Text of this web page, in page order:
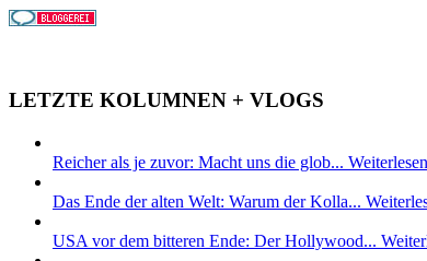
LETZTE KOLUMNEN + VLOGS
Reicher als je zuvor: Macht uns die glob... Weiterlesen
Das Ende der alten Welt: Warum der Kolla...
USA vor dem bitteren Ende: Der Hollywood...